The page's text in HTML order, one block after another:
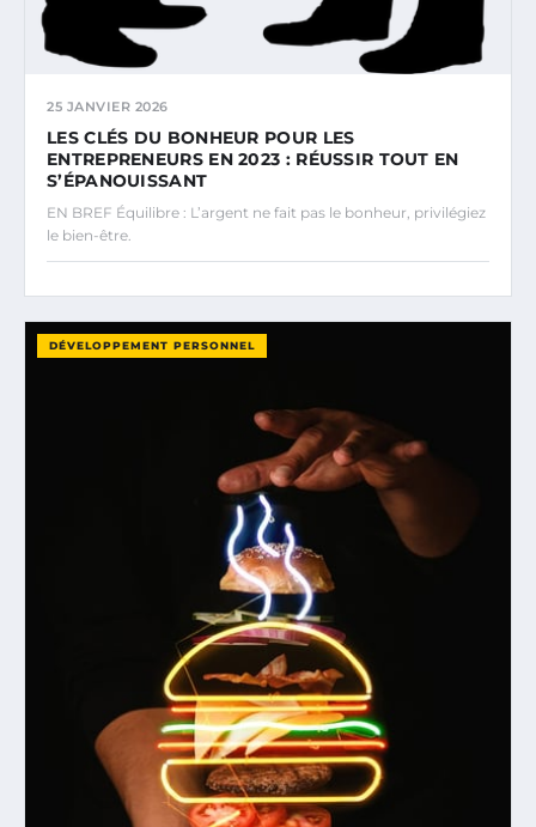
25 JANVIER 2026
LES CLÉS DU BONHEUR POUR LES
ENTREPRENEURS EN 2023 : RÉUSSIR TOUT EN
S’ÉPANOUISSANT
EN BREF Équilibre : L’argent ne fait pas le bonheur, privilégiez
le bien-être.
DÉVELOPPEMENT PERSONNEL